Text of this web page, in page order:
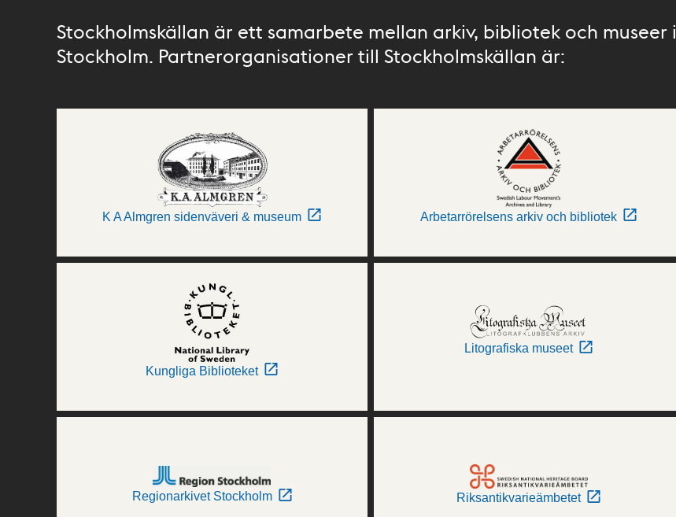
Stockholmskällan är ett samarbete mellan arkiv, bibliotek och museer i
Stockholm. Partnerorganisationer till Stockholmskällan är:
K A Almgren sidenväveri & museum Arbetarrörelsens arkiv och bibliotek
Kungliga Biblioteket
Litografiska museet
Regionarkivet Stockholm Riksantikvarieämbetet